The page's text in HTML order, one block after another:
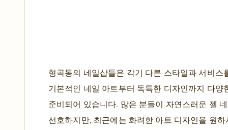
형곡동의 네일샵들은 각기 다른 스타일과 서비스
기본적인 네일 아트부터 독특한 디자인까지 다양
준비되어 있습니다. 많은 분들이 자연스러운 젤
선호하지만, 최근에는 화려한 아트 디자인을 원